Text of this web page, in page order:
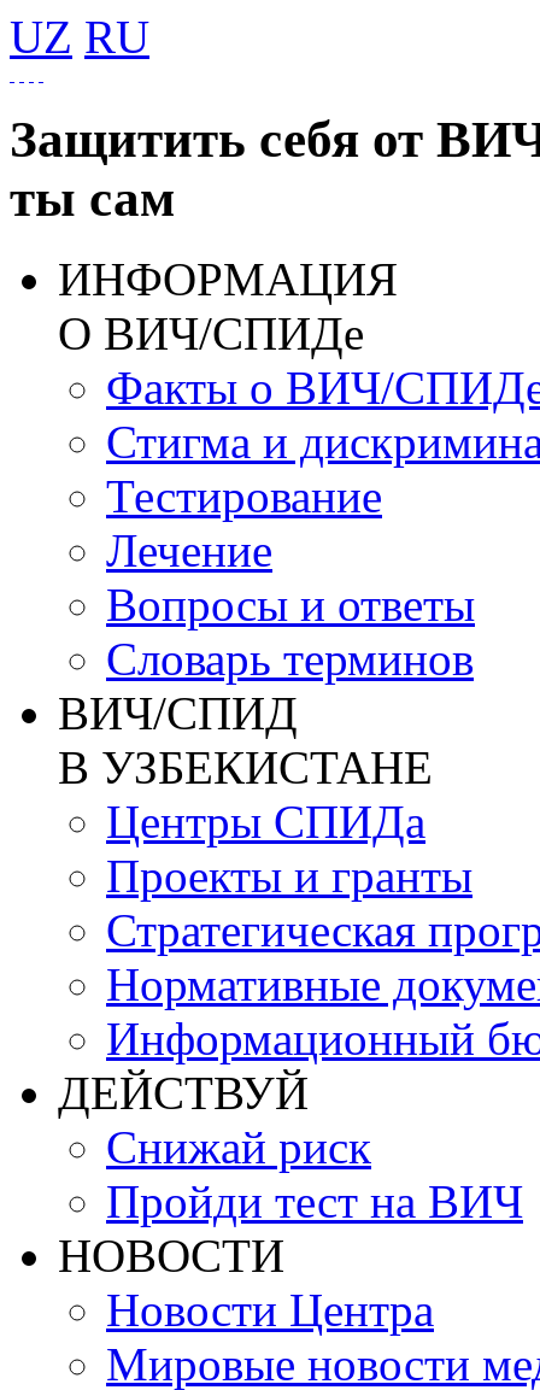
UZ RU
Защитить себя от
ты сам
ИНФОРМАЦИЯ
О ВИЧ/СПИДе
Факты о ВИЧ/
Стигма и
Тестирование
Лечение
Вопросы и ответы
Словарь терминов
ВИЧ/СПИД
В УЗБЕКИСТАНЕ
Центры СПИДа
Проекты и гранты
Стратегическая
Нормативные
Информационный
ДЕЙСТВУЙ
Снижай риск
Пройди тест на ВИЧ
НОВОСТИ
Новости Центра
Мировые новости